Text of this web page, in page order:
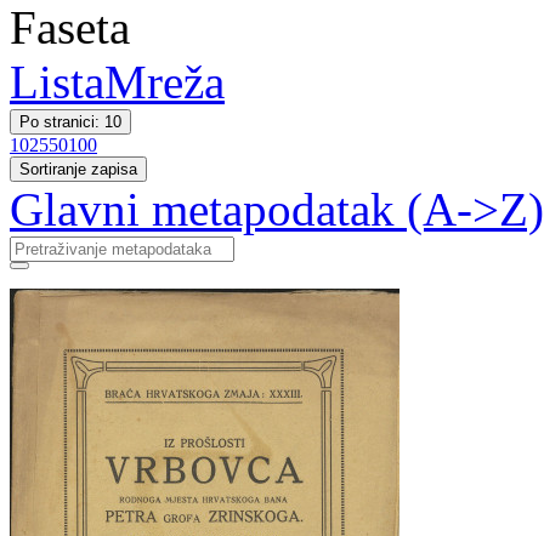
Faseta
ListaMreža
Po stranici: 10
102550100
Sortiranje zapisa
Glavni metapodatak (A->Z)